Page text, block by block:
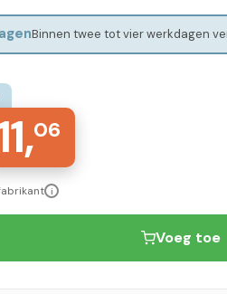
Binnen twee tot vier werkdagen
06
i
Voeg toe